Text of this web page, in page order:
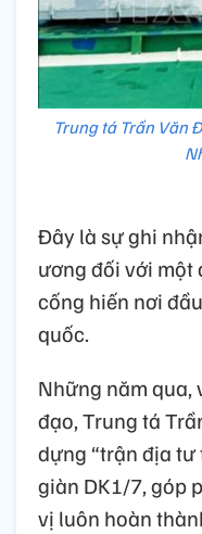
Trung tá Trần Văn
Đây là sự ghi
ương đối với một
cống hiến nơi
quốc.
Những năm qua,
đạo, Trung tá
dựng “trận địa
giàn DK1/7, góp
vị luôn hoàn